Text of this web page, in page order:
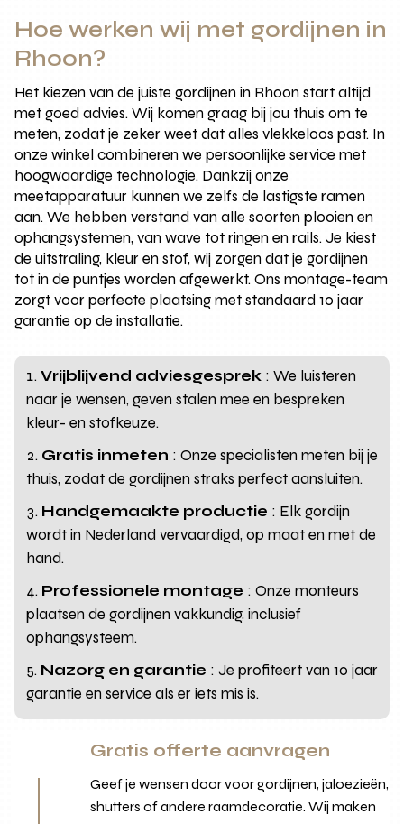
Hoe werken wij met gordijnen in
Rhoon?
Het kiezen van de juiste gordijnen in Rhoon start altijd
met goed advies. Wij komen graag bij jou thuis om te
meten, zodat je zeker weet dat alles vlekkeloos past. In
onze winkel combineren we persoonlijke service met
hoogwaardige technologie. Dankzij onze
meetapparatuur kunnen we zelfs de lastigste ramen
aan. We hebben verstand van alle soorten plooien en
ophangsystemen, van wave tot ringen en rails. Je kiest
de uitstraling, kleur en stof, wij zorgen dat je gordijnen
tot in de puntjes worden afgewerkt. Ons montage-team
zorgt voor perfecte plaatsing met standaard 10 jaar
garantie op de installatie.
Vrijblijvend adviesgesprek : We luisteren
naar je wensen, geven stalen mee en bespreken
kleur- en stofkeuze.
Gratis inmeten : Onze specialisten meten bij je
thuis, zodat de gordijnen straks perfect aansluiten.
Handgemaakte productie : Elk gordijn
wordt in Nederland vervaardigd, op maat en met de
hand.
Professionele montage : Onze monteurs
plaatsen de gordijnen vakkundig, inclusief
ophangsysteem.
Nazorg en garantie : Je profiteert van 10 jaar
garantie en service als er iets mis is.
Gratis offerte aanvragen
Geef je wensen door voor gordijnen, jaloezieën,
shutters of andere raamdecoratie. Wij maken